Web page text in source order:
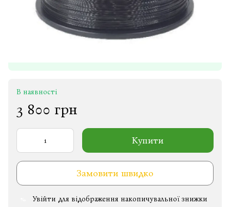
В наявності
3 800 грн
Купити
Замовити швидко
Увійти для відображення накопичувальної знижки